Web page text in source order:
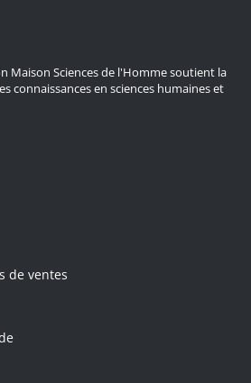
Maison Sciences de l'Homme soutient la
connaissances en sciences humaines et
de ventes